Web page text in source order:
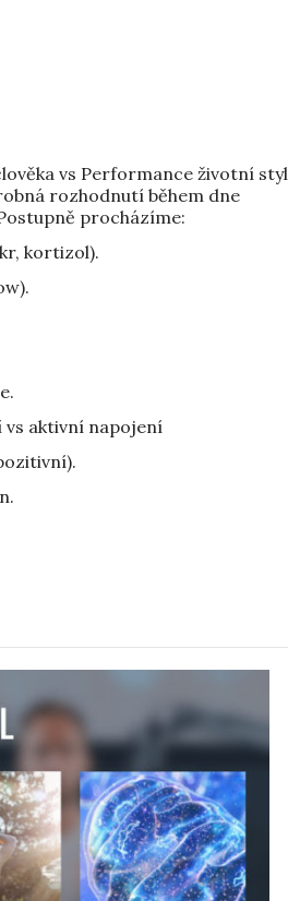
vs Performance životní styl⁠
rozhodnutí během dne
procházíme:⁠
kortizol).⁠
aktivní napojení⁠